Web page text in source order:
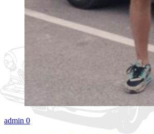
admin 0